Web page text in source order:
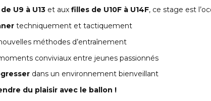
U9 à U13 et aux filles de U10F à U14F, ce stage est
techniquement et tactiquement
méthodes d’entraînement
conviviaux entre jeunes passionnés
dans un environnement bienveillant
du plaisir avec le ballon !